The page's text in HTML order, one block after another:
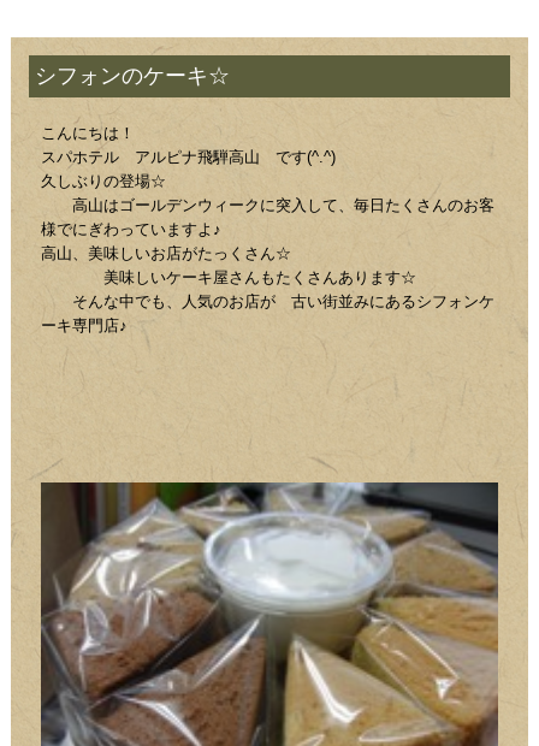
シフォンのケーキ☆
こんにちは！
スパホテル アルピナ飛騨高山 です(^.^)
久しぶりの登場☆
高山はゴールデンウィークに突入して、毎日たくさんのお客
様でにぎわっていますよ♪
高山、美味しいお店がたっくさん☆
美味しいケーキ屋さんもたくさんあります☆
そんな中でも、人気のお店が 古い街並みにあるシフォンケ
ーキ専門店♪